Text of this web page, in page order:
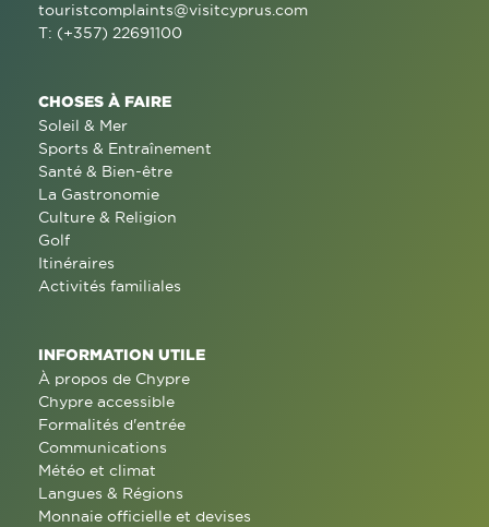
touristcomplaints@visitcyprus.com
T: (+357) 22691100
CHOSES À FAIRE
Soleil & Mer
Sports & Entraînement
Santé & Bien-être
La Gastronomie
Culture & Religion
Golf
Itinéraires
Activités familiales
INFORMATION UTILE
À propos de Chypre
Chypre accessible
Formalités d'entrée
Communications
Météo et climat
Langues & Régions
Monnaie officielle et devises